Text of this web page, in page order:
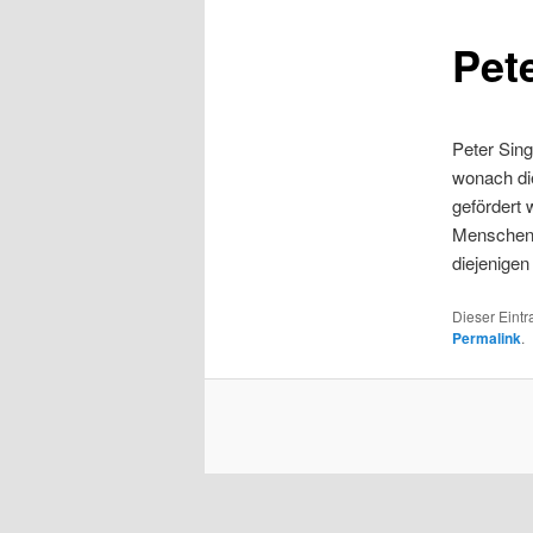
Peter
wonach
gefördert
Dieser
Permalink.